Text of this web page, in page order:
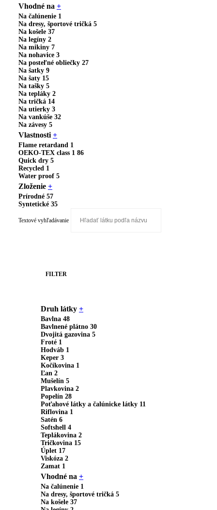
Vhodné na +
Na čalúnenie 1
Na dresy, športové tričká 5
Na košele 37
Na legíny 2
Na mikiny 7
Na nohavice 3
Na posteľné obliečky 27
Na šatky 9
Na šaty 15
Na tašky 5
Na tepláky 2
Na tričká 14
Na utierky 3
Na vankúše 32
Na závesy 5
Vlastnosti +
Flame retardand 1
OEKO-TEX class 1 86
Quick dry 5
Recycled 1
Water proof 5
Zloženie +
Prírodné 57
Syntetické 35
Textové vyhľadávanie
FILTER
Druh látky +
Bavlna 48
Bavlnené plátno 30
Dvojitá gazovina 5
Froté 1
Hodváb 1
Keper 3
Kočíkovina 1
Ľan 2
Mušelín 5
Plavkovina 2
Popelín 28
Poťahové látky a čalúnicke látky 11
Riflovina 1
Satén 6
Softshell 4
Teplákovina 2
Tričkovina 15
Úplet 17
Viskóza 2
Zamat 1
Vhodné na +
Na čalúnenie 1
Na dresy, športové tričká 5
Na košele 37